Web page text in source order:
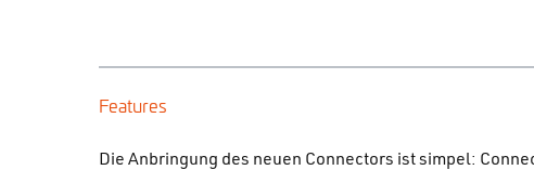
Features
Die Anbringung des neuen Connectors ist simpel: